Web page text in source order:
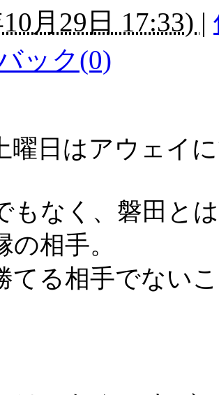
月29日 17:33) |
ック(0)
曜日はアウェイ
もなく、磐田とは
の相手。
てる相手でない